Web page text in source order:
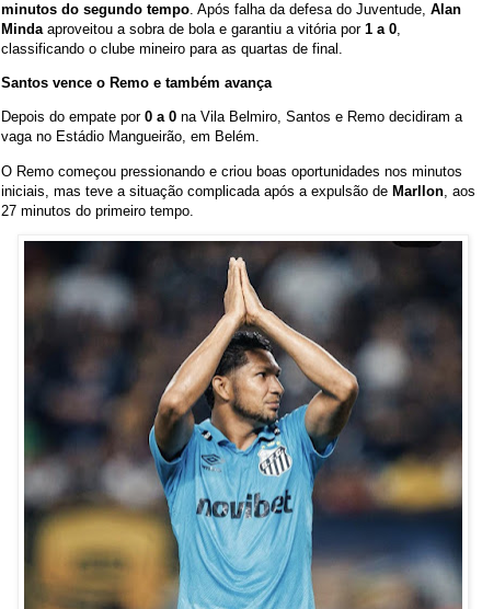
minutos do segundo tempo. Após falha da defesa do Juventude, Alan
Mindaaproveitou a sobra de bola e garantiu a vitória por 1 a 0,
classificando o clube mineiro para as quartas de final.
Santos vence o Remo e também avança
Depois do empate por 0 a 0 na Vila Belmiro, Santos e Remo decidiram a
vaga no Estádio Mangueirão, em Belém.
O Remo começou pressionando e criou boas oportunidades nos minutos
iniciais, mas teve a situação complicada após a expulsão de Marllon , aos
27 minutos do primeiro tempo.